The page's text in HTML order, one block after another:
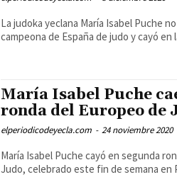
La judoka yeclana María Isabel Puche
campeona de España de judo y cayó
María Isabel Puche
ronda del Europeo de
elperiodicodeyecla.com - 24 noviembre 2020
María Isabel Puche cayó en segunda
Judo, celebrado este fin de semana en